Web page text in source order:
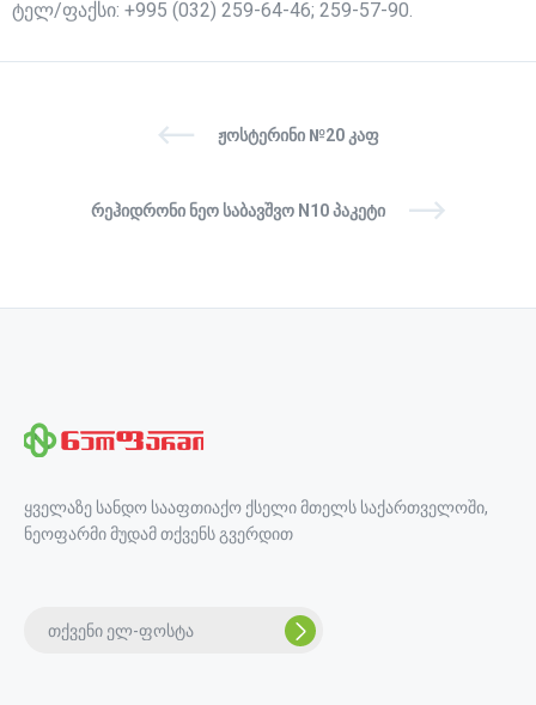
ტელ/ფაქსი: +995 (032) 259-64-46; 259-57-90.
ᲟᲝᲡᲢᲔᲠᲘᲜᲘ №20 ᲙᲐᲤ
ᲠᲔᲰᲘᲓᲠᲝᲜᲘ ᲜᲔᲝ ᲡᲐᲑᲐᲕᲨᲕᲝ N10 ᲞᲐᲙᲔᲢᲘ
ყველაზე სანდო სააფთიაქო ქსელი მთელს საქართველოში,
ნეოფარმი მუდამ თქვენს გვერდით